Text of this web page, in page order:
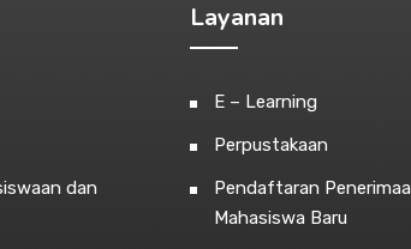
dan
Layanan
E – Learning
Perpustakaan
Pendaftaran
Mahasiswa Baru